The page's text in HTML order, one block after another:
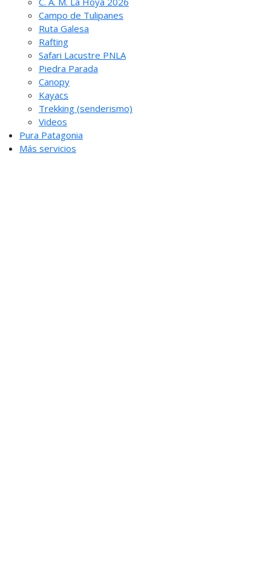
Campo de Tulipanes
Ruta Galesa
Rafting
Safari Lacustre PNLA
Piedra Parada
Canopy
Kayacs
Trekking (senderismo)
Videos
Pura Patagonia
Más servicios